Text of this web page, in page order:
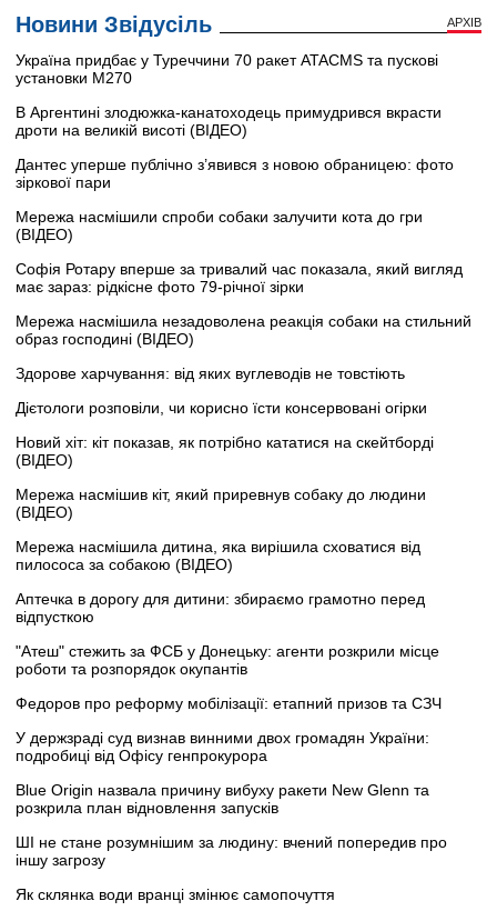
Новини Звідусіль АРХІВ
Україна придбає у Туреччини 70 ракет ATACMS та пускові
установки M270
В Аргентині злодюжка-канатоходець примудрився вкрасти
дроти на великій висоті (ВІДЕО)
Дантес уперше публічно з’явився з новою обраницею: фото
зіркової пари
Мережа насмішили спроби собаки залучити кота до гри
(ВІДЕО)
Софія Ротару вперше за тривалий час показала, який вигляд
має зараз: рідкісне фото 79-річної зірки
Мережа насмішила незадоволена реакція собаки на стильний
образ господині (ВІДЕО)
Здорове харчування: від яких вуглеводів не товстіють
Дієтологи розповіли, чи корисно їсти консервовані огірки
Новий хіт: кіт показав, як потрібно кататися на скейтборді
(ВІДЕО)
Мережа насмішив кіт, який приревнув собаку до людини
(ВІДЕО)
Мережа насмішила дитина, яка вирішила сховатися від
пилососа за собакою (ВІДЕО)
Аптечка в дорогу для дитини: збираємо грамотно перед
відпусткою
"Атеш" стежить за ФСБ у Донецьку: агенти розкрили місце
роботи та розпорядок окупантів
Федоров про реформу мобілізації: етапний призов та СЗЧ
У держзраді суд визнав винними двох громадян України:
подробиці від Офісу генпрокурора
Blue Origin назвала причину вибуху ракети New Glenn та
розкрила план відновлення запусків
ШІ не стане розумнішим за людину: вчений попередив про
іншу загрозу
Як склянка води вранці змінює самопочуття